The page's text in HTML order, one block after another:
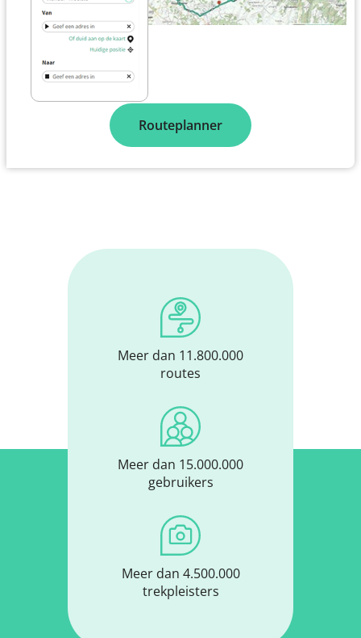
Routeplanner
Meer dan 11.800.000
routes
Meer dan 15.000.000
gebruikers
Meer dan 4.500.000
trekpleisters